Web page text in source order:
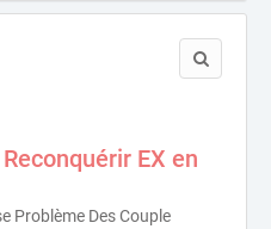
EX en
Problème Des Couple